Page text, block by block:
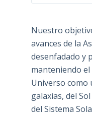
Nuestro
avances de la
desenfadado y
manteniendo
Universo como
galaxias, del
del Sistema